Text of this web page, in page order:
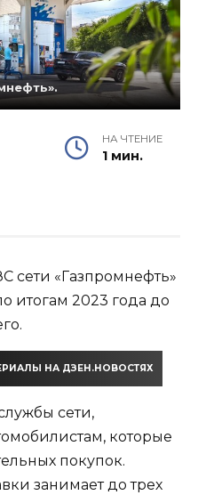
НА ЧТЕНИЕ
1 мин.
сети «Газпромнефть»
итогам 2023 года до
НА ДЗЕН.НОВОСТЯХ
сети,
которые
покупок.
занимает до трех